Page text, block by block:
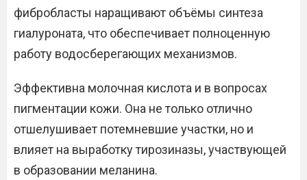
фибробласты наращивают объёмы синтеза
гиалуроната, что обеспечивает полноценную
работу водосберегающих механизмов.
Эффективна молочная кислота и в вопросах
пигментации кожи. Она не только отлично
отшелушивает потемневшие участки, но и
влияет на выработку тирозиназы, участвующей
в образовании меланина.